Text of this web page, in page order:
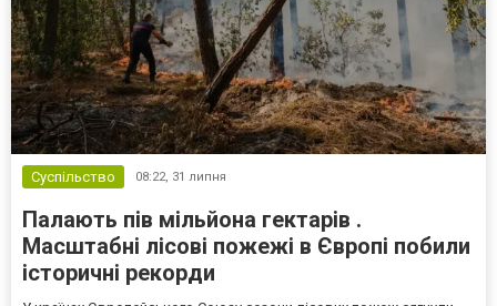
Суспільство 08:22, 31 липня
Палають пів мільйона гектарів .
Масштабні лісові пожежі в Європі побили
історичні рекорди